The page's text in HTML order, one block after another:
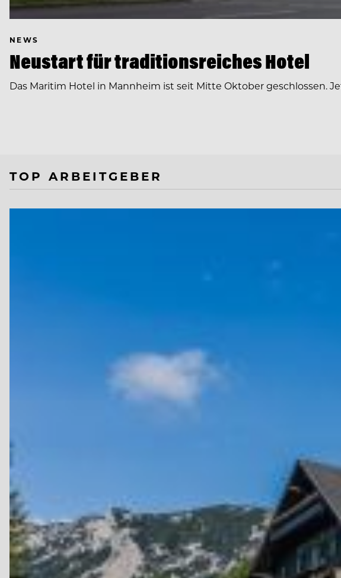
NEWS
Neustart für traditionsreiches Hotel
Das Maritim Hotel in Mannheim ist seit Mitte Oktober geschlossen.
TOP ARBEITGEBER